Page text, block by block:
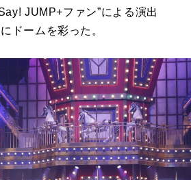
JUMP+ファン”による演出
ドームを彩った。